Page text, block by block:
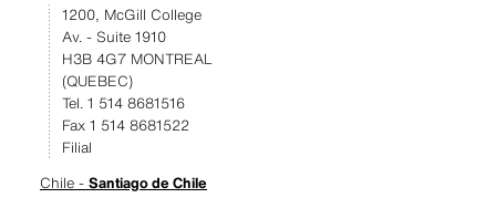
1200, McGill College
Av. - Suite 1910
H3B 4G7 MONTREAL
(QUEBEC)
Tel. 1 514 8681516
Fax 1 514 8681522
Filial
Chile - Santiago de Chile